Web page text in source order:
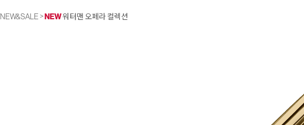
NEW&SALE>NEW워터맨 오페라 컬렉션